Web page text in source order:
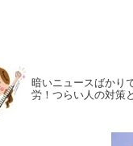
暗いニュースばかり
労！つらい人の対策